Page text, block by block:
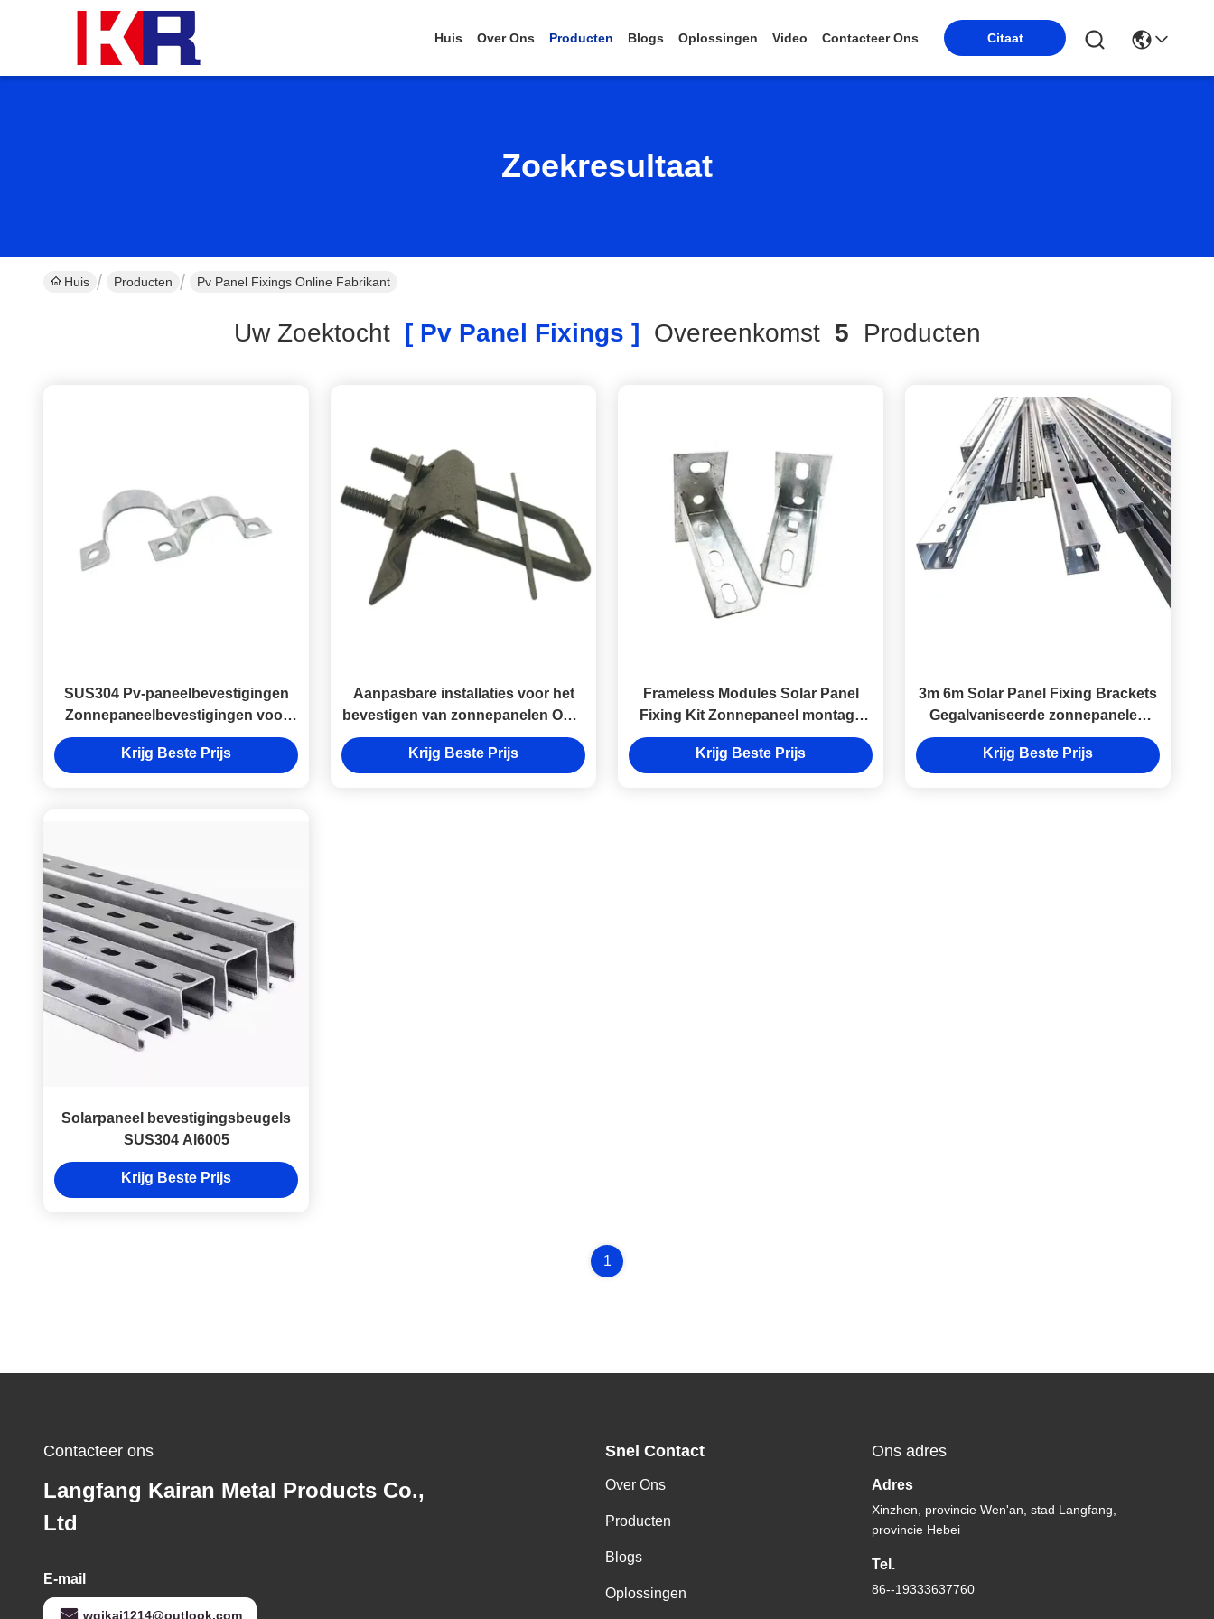
Huis Over Ons Producten Blogs Oplossingen Video Contacteer Ons Citaat
Zoekresultaat
Huis Producten Pv Panel Fixings Online Fabrikant
Uw Zoektocht[ Pv Panel Fixings ] Overeenkomst 5 Producten
SUS304 Pv-paneelbevestigingen
Zonnepaneelbevestigingen voor
gegolfd dak
Krijg Beste Prijs
Aanpasbare installaties voor het
bevestigen van zonnepanelen OEM
PV-beugelcomponenten
Krijg Beste Prijs
Frameless Modules Solar Panel
Fixing Kit Zonnepaneel montage
Bracket Al6005-T5
Krijg Beste Prijs
3m 6m Solar Panel Fixing Brackets
Gegalvaniseerde zonnepanelen
Montage hardware
Krijg Beste Prijs
Solarpaneel bevestigingsbeugels
SUS304 Al6005
Krijg Beste Prijs
1
Contacteer ons
Langfang Kairan Metal Products Co.,
Ltd
E-mail
wqikai1214@outlook.com
Snel Contact
Over Ons
Producten
Blogs
Oplossingen
Ons adres
Adres
Xinzhen, provincie Wen'an, stad Langfang,
provincie Hebei
Tel.
86--19333637760